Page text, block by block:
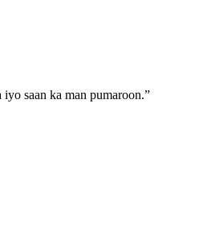
saan ka man pumaroon.”